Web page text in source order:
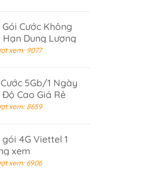
Gói Cước Không
Hạn Dung Lượng
Viettel
xem: 9077
5Gb/1 Ngày
Độ Cao Giá Rẻ
xem: 8659
gói 4G Viettel 1
xem
2026
xem: 6906